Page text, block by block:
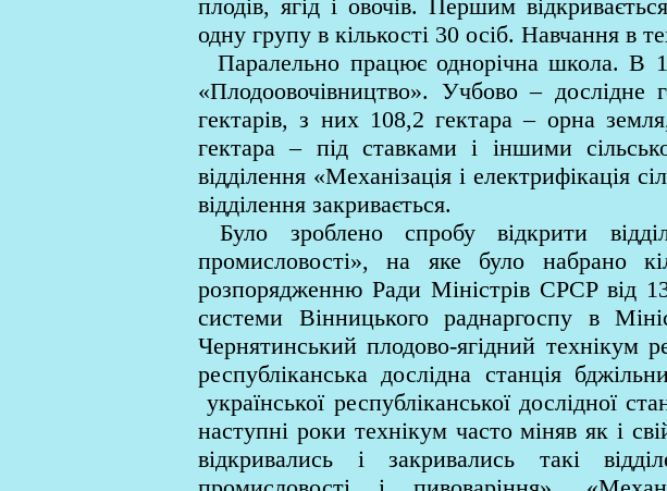
плодів, ягід і овочів. Першим
одну групу в кількості 30 осіб. Навчання в
Паралельно працює однорічна школа. В
«Плодоовочівництво». Учбово –
гектарів, з них 108,2 гектара – орна
гектара – під ставками і іншими
відділення «Механізація і електрифікація
відділення закривається.
Було зроблено спробу відкрити
промисловості», на яке було
розпорядженню Ради Міністрів СРСР від
системи Вінницького раднаргоспу в
Чернятинський плодово-ягідний технікум
республіканська дослідна станція
української республіканської дослідної
наступні роки технікум часто міняв як і
відкривались і закривались такі